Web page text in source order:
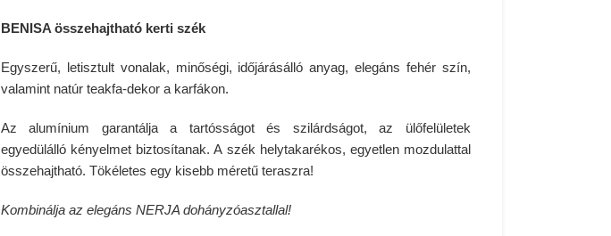
BENISA összehajtható kerti szék
Egyszerű, letisztult vonalak, minőségi, időjárásálló anyag, elegáns fehér szín,
valamint natúr teakfa-dekor a karfákon.
Az alumínium garantálja a tartósságot és szilárdságot, az ülőfelületek
egyedülálló kényelmet biztosítanak. A szék helytakarékos, egyetlen mozdulattal
összehajtható. Tökéletes egy kisebb méretű teraszra!
Kombinálja az elegáns NERJA dohányzóasztallal!